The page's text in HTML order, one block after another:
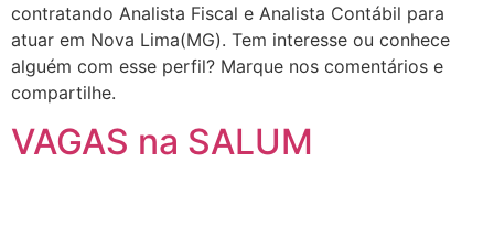
contratando Analista Fiscal e Analista Contábil para
atuar em Nova Lima(MG). Tem interesse ou conhece
alguém com esse perfil? Marque nos comentários e
compartilhe.
VAGAS na SALUM